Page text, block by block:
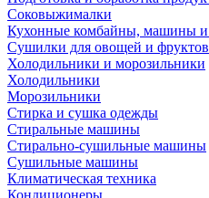
Соковыжималки
Кухонные комбайны, машины и
Сушилки для овощей и фруктов
Холодильники и морозильники
Холодильники
Морозильники
Стирка и сушка одежды
Стиральные машины
Стирально-сушильные машины
Сушильные машины
Климатическая техника
Кондиционеры